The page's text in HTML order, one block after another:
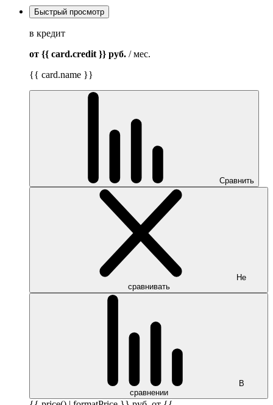
Быстрый просмотр
в кредит
от {{ card.credit }} руб. / мес.
{{ card.name }}
Сравнить
Не
сравнивать
В
сравнении